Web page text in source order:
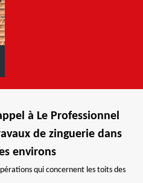
à Le Professionnel
de zinguerie dans
environs
qui concernent les toits des